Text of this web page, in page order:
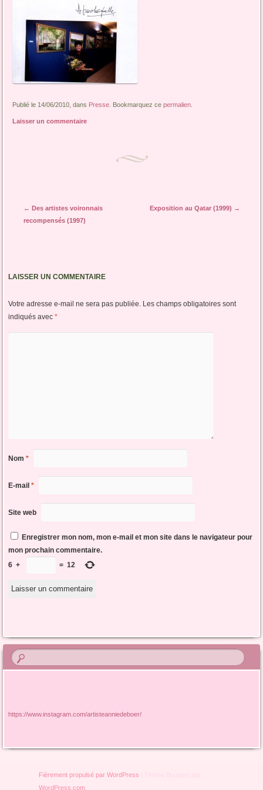
Publié le 14/06/2010, dans Presse . Bookmarquez cepermalien
Laisser un commentaire
Navigation des articles
← Des artistes voironnais
recompensés (1997)
Exposition au Qatar (1999) →
LAISSER UN COMMENTAIRE
Votre adresse e-mail ne sera pas publiée. Les champs obligatoires sont
indiqués avec *
Nom *
E-mail *
Site web
Enregistrer mon nom, mon e-mail et mon site dans le navigateur pour
mon prochain commentaire.
6 + = 12
https://www.instagram.com/artisteanniedeboer/
Fièrement propulsé par WordPress
WordPress.com